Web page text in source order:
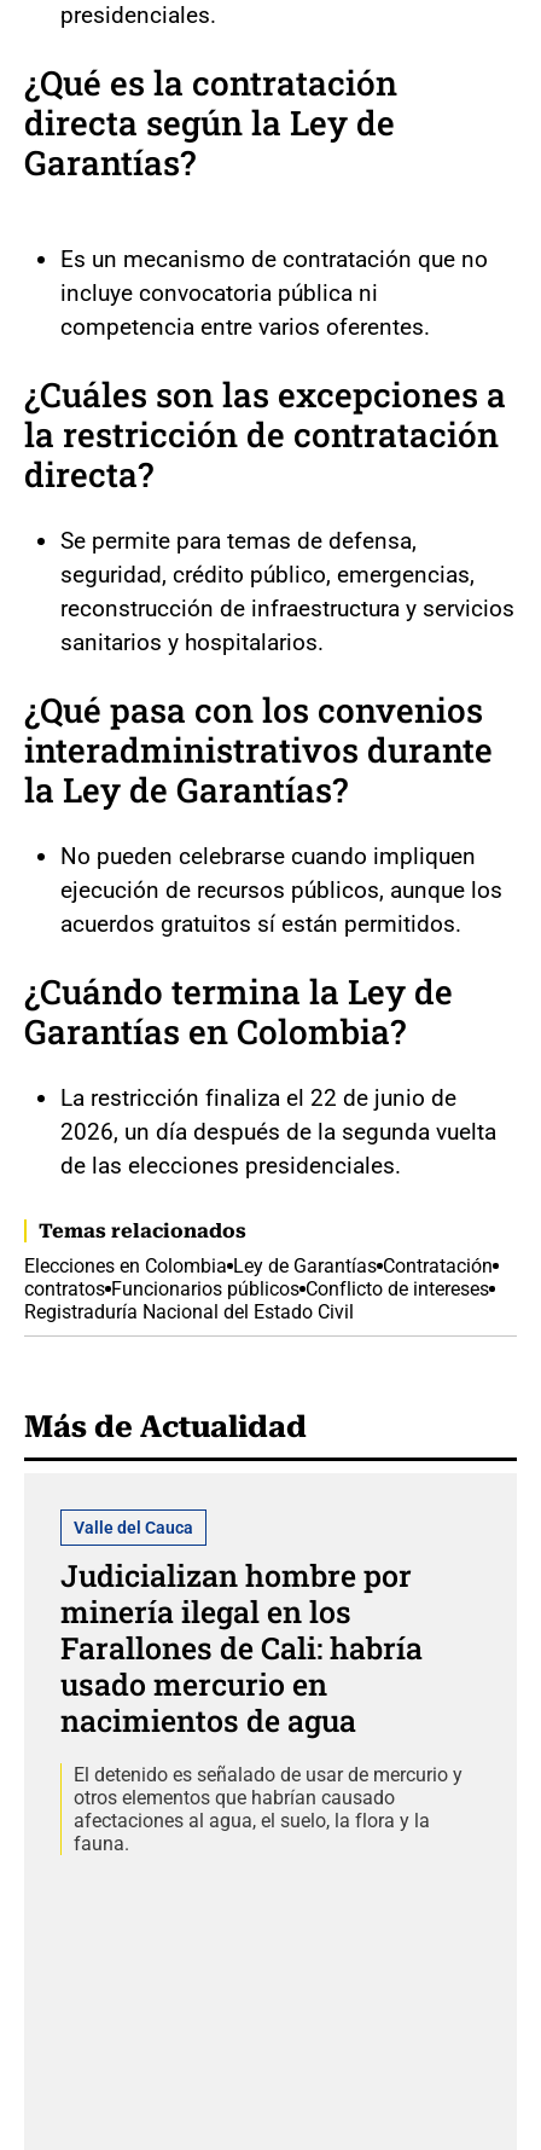
presidenciales.
¿Qué es la contratación
directa según la Ley de
Garantías?
Es un mecanismo de contratación que no
incluye convocatoria pública ni
competencia entre varios oferentes.
¿Cuáles son las excepciones a
la restricción de contratación
directa?
Se permite para temas de defensa,
seguridad, crédito público, emergencias,
reconstrucción de infraestructura y servicios
sanitarios y hospitalarios.
¿Qué pasa con los convenios
interadministrativos durante
la Ley de Garantías?
No pueden celebrarse cuando impliquen
ejecución de recursos públicos, aunque los
acuerdos gratuitos sí están permitidos.
¿Cuándo termina la Ley de
Garantías en Colombia?
La restricción finaliza el 22 de junio de
2026, un día después de la segunda vuelta
de las elecciones presidenciales.
Temas relacionados
Elecciones en Colombia Ley de Garantías Contratación
contratos Funcionarios públicos Conflicto de intereses
Registraduría Nacional del Estado Civil
Más de Actualidad
Valle del Cauca
Judicializan hombre por
minería ilegal en los
Farallones de Cali: habría
usado mercurio en
nacimientos de agua
El detenido es señalado de usar de mercurio y
otros elementos que habrían causado
afectaciones al agua, el suelo, la flora y la
fauna.